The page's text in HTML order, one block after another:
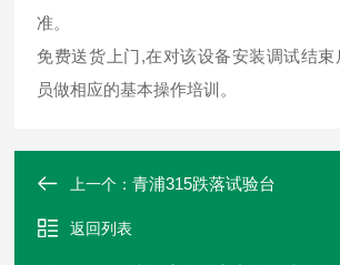
准。
免费送货上门,在对该设备安装调试结束
员做相应的基本操作培训。
上一个：青浦315跌落试验台
返回列表